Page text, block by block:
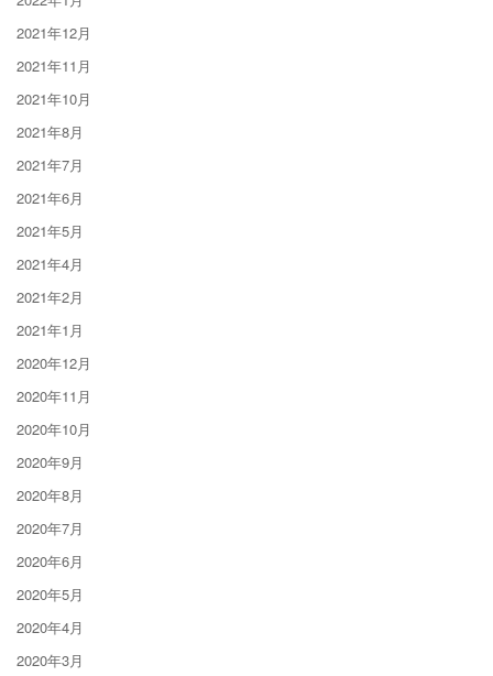
2021年12月
2021年11月
2021年10月
2021年8月
2021年7月
2021年6月
2021年5月
2021年4月
2021年2月
2021年1月
2020年12月
2020年11月
2020年10月
2020年9月
2020年8月
2020年7月
2020年6月
2020年5月
2020年4月
2020年3月